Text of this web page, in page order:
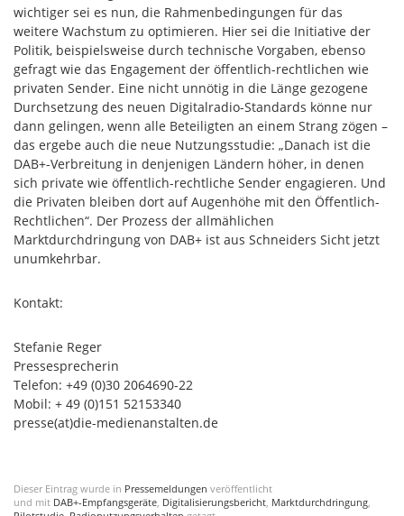
wichtiger sei es nun, die Rahmenbedingungen für das
weitere Wachstum zu optimieren. Hier sei die Initiative der
Politik, beispielsweise durch technische Vorgaben, ebenso
gefragt wie das Engagement der öffentlich-rechtlichen wie
privaten Sender. Eine nicht unnötig in die Länge gezogene
Durchsetzung des neuen Digitalradio-Standards könne nur
dann gelingen, wenn alle Beteiligten an einem Strang zögen –
das ergebe auch die neue Nutzungsstudie: „Danach ist die
DAB+-Verbreitung in denjenigen Ländern höher, in denen
sich private wie öffentlich-rechtliche Sender engagieren. Und
die Privaten bleiben dort auf Augenhöhe mit den Öffentlich-
Rechtlichen“. Der Prozess der allmählichen
Marktdurchdringung von DAB+ ist aus Schneiders Sicht jetzt
unumkehrbar.
Kontakt:
Stefanie Reger
Pressesprecherin
Telefon: +49 (0)30 2064690-22
Mobil: + 49 (0)151 52153340
presse(at)die-medienanstalten.de
Dieser Eintrag wurde in Pressemeldungen veröffentlicht
und mit DAB+-Empfangsgeräte, Digitalisierungsbericht, Marktdurchdringung,